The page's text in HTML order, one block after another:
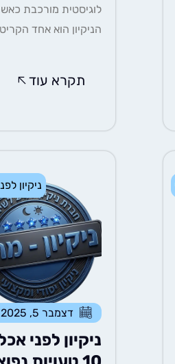
לוגיסטית מורכבת
הניקיון הוא אחד
תקרא עוד
ניקיון
דצמבר 5, 2025
ניקיון לפני